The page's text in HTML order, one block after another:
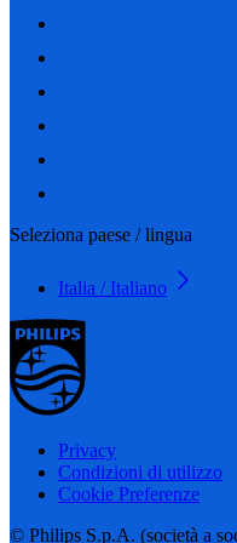
Seleziona paese / lingua
Italia / Italiano
Privacy
Condizioni di utilizzo
Cookie Preferenze
© Philips S.p.A. (società a